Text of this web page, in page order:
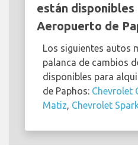
están disponibles
Aeropuerto de
Los siguientes autos
palanca de cambios
disponibles para
de Paphos: Chevrolet
Matiz Chevrolet